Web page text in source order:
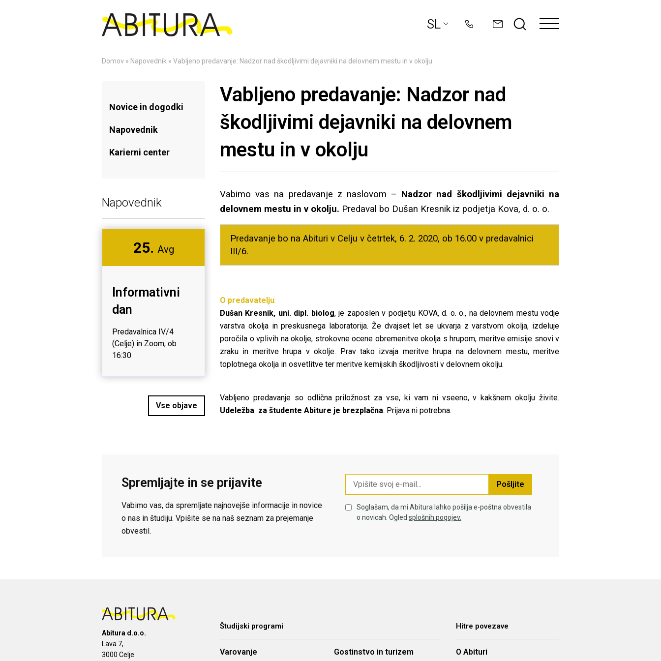
SL
Domov » Napovednik » Vabljeno predavanje: Nadzor nad škodljivimi dejavniki na delovnem mestu in v okolju
Novice in dogodki
Napovednik
Karierni center
Napovednik
25. Avg
Informativni
dan
Predavalnica IV/4
(Celje) in Zoom, ob
16:30
Vse objave
Vabljeno predavanje: Nadzor nad
škodljivimi dejavniki na delovnem
mestu in v okolju
Vabimo vas na predavanje z naslovom – Nadzor nad škodljivimi dejavniki na
delovnem mestu in v okolju. Predaval bo Dušan Kresnik iz podjetja Kova, d. o. o.
Predavanje bo na Abituri v Celju v četrtek, 6. 2. 2020, ob 16.00 v predavalnici
III/6.
O predavatelju:
Dušan Kresnik, uni. dipl. biolog, je zaposlen v podjetju KOVA, d. o. o., na delovnem mestu vodje
varstva okolja in preskusnega laboratorija. Že dvajset let se ukvarja z varstvom okolja, izdeluje
poročila o vplivih na okolje, strokovne ocene obremenitve okolja s hrupom, meritve emisije snovi v
zraku in meritve hrupa v okolje. Prav tako izvaja meritve hrupa na delovnem mestu, meritve
toplotnega okolja in osvetlitve ter meritve kemijskih škodljivosti v delovnem okolju.
Vabljeno predavanje so odlična priložnost za vse, ki vam ni vseeno, v kakšnem okolju živite.
Udeležba za študente Abiture je brezplačna. Prijava ni potrebna.
Spremljajte in se prijavite
Vabimo vas, da spremljate najnovejše informacije in novice
o nas in študiju. Vpišite se na naš seznam za prejemanje
obvestil.
Pošljite
Soglašam, da mi Abitura lahko pošilja e-poštna obvestila
o novicah. Ogled splošnih pogojev.
Abitura d.o.o.
Lava 7,
3000 Celje
Študijski programi
Varovanje Gostinstvo in turizem
Hitre povezave
O Abituri